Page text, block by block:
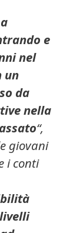
e
nel
un
da
nella
“,
giovani
i conti